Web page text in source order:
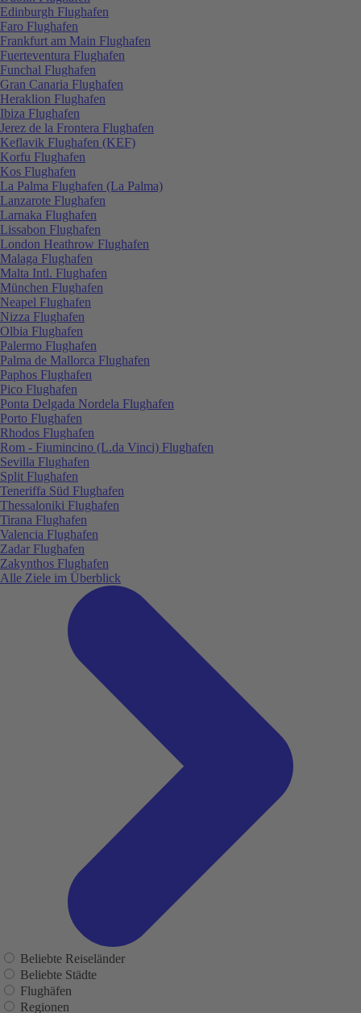
Edinburgh Flughafen
Faro Flughafen
Frankfurt am Main Flughafen
Fuerteventura Flughafen
Funchal Flughafen
Gran Canaria Flughafen
Heraklion Flughafen
Ibiza Flughafen
Jerez de la Frontera Flughafen
Keflavik Flughafen (KEF)
Korfu Flughafen
Kos Flughafen
La Palma Flughafen (La Palma)
Lanzarote Flughafen
Larnaka Flughafen
Lissabon Flughafen
London Heathrow Flughafen
Malaga Flughafen
Malta Intl. Flughafen
München Flughafen
Neapel Flughafen
Nizza Flughafen
Olbia Flughafen
Palermo Flughafen
Palma de Mallorca Flughafen
Paphos Flughafen
Pico Flughafen
Ponta Delgada Nordela Flughafen
Porto Flughafen
Rhodos Flughafen
Rom - Fiumincino (L.da Vinci) Flughafen
Sevilla Flughafen
Split Flughafen
Teneriffa Süd Flughafen
Thessaloniki Flughafen
Tirana Flughafen
Valencia Flughafen
Zadar Flughafen
Zakynthos Flughafen
Alle Ziele im Überblick
Beliebte Reiseländer
Beliebte Städte
Flughäfen
Regionen